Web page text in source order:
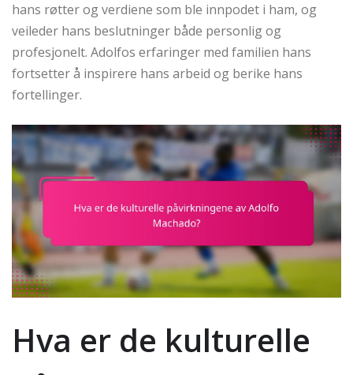
hans røtter og verdiene som ble innpodet i ham, og
veileder hans beslutninger både personlig og
profesjonelt. Adolfos erfaringer med familien hans
fortsetter å inspirere hans arbeid og berike hans
fortellinger.
Hva er de kulturelle